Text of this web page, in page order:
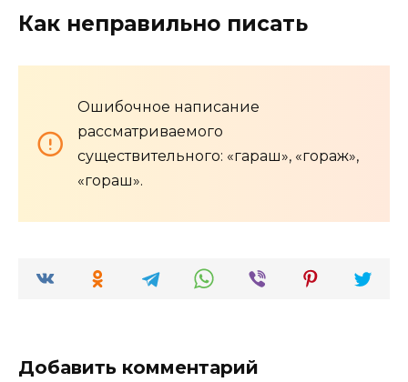
Как неправильно писать
Ошибочное написание
рассматриваемого
существительного: «гараш», «гораж»,
«гораш».
Добавить комментарий